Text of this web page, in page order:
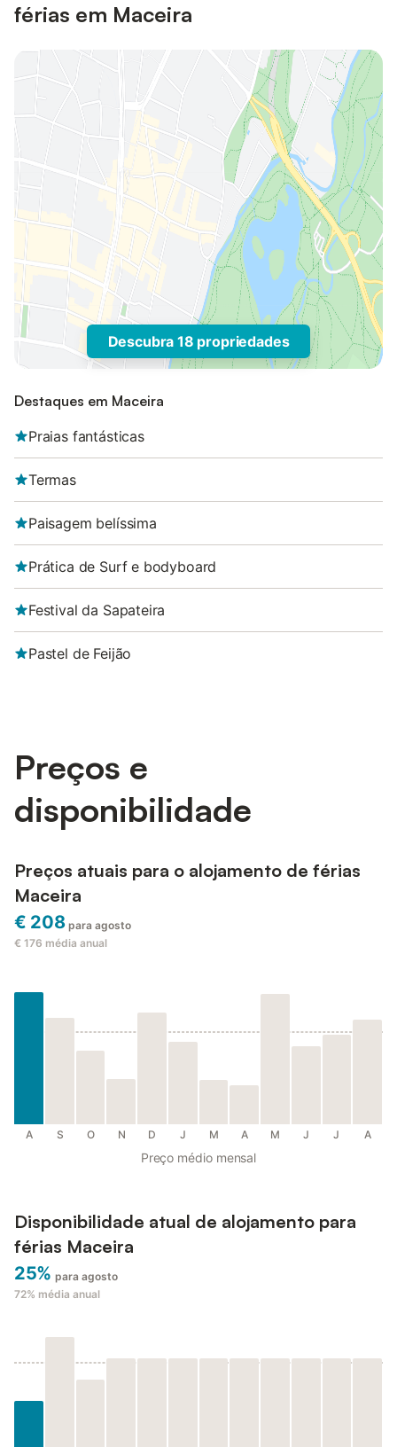
férias em Maceira
Descubra 18 propriedades
Destaques em Maceira
Praias fantásticas
Termas
Paisagem belíssima
Prática de Surf e bodyboard
Festival da Sapateira
Pastel de Feijão
Preços e
disponibilidade
Preços atuais para o alojamento de férias
Maceira
€ 208 para agosto
€ 176 média anual
A S O N D J M A M J J A
Preço médio mensal
Disponibilidade atual de alojamento para
férias Maceira
25% para agosto
72% média anual